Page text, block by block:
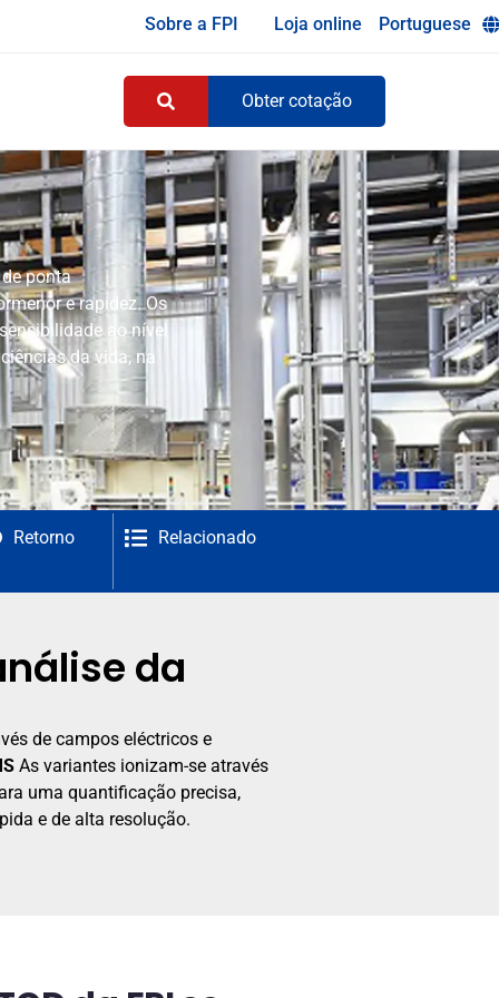
Sobre a FPI Loja online Portuguese
Obter cotação
ponta
e rapidez. Os
ao nível
da vida, na
Retorno Relacionado
da
de campos eléctricos e
As variantes ionizam-se através
uma quantificação precisa,
e de alta resolução.